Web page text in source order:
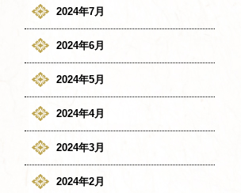
2024年7月
2024年6月
2024年5月
2024年4月
2024年3月
2024年2月